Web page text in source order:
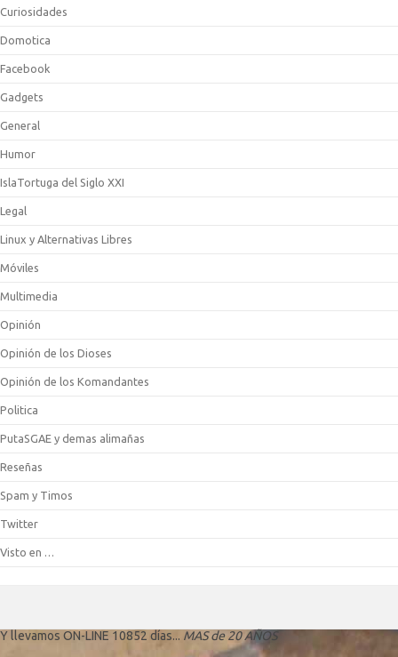
Curiosidades
Domotica
Facebook
Gadgets
General
Humor
IslaTortuga del Siglo XXI
Legal
Linux y Alternativas Libres
Móviles
Multimedia
Opinión
Opinión de los Dioses
Opinión de los Komandantes
Politica
PutaSGAE y demas alimañas
Reseñas
Spam y Timos
Twitter
Visto en …
Y llevamos ON-LINE 10852 días... MAS de 20 AÑOS